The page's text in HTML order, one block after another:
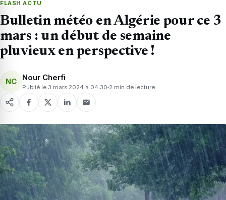
FLASH ACTU
Bulletin météo en Algérie pour ce 3
mars : un début de semaine
pluvieux en perspective !
NC Nour Cherfi
Publié le 3 mars 2024 à 04:30 2 min de lecture